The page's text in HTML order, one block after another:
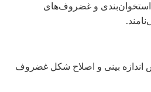
استخوان‌بندی و غضروف‌های
اندازه بینی و اصلاح شکل غضروف